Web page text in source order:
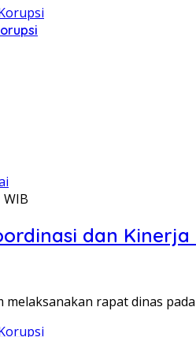
WIB
dan Kinerja
melaksanakan rapat dinas